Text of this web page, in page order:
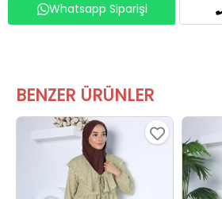
Whatsapp Siparişi
BENZER ÜRÜNLER